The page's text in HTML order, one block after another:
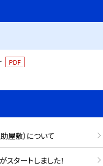
PDF
屋敷）について
タートしました！